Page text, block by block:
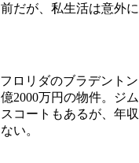
だが、私生活は意外に
ロリダのブラデントン
2000万円の物件。ジム
コートもあるが、年収
い。